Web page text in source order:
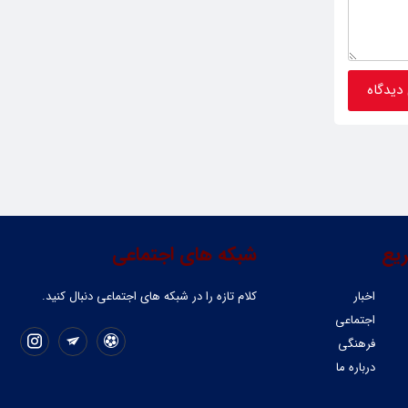
شبکه های اجتماعی
کلام تازه را در شبکه ‌های اجتماعی دنبال کنید.
اخبار
اجتماعی
فرهنگی
درباره ما